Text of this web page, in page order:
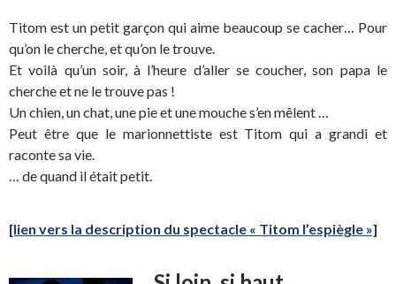
Titom est un petit garçon qui aime beaucoup se cacher… Pour
qu’on le cherche, et qu’on le trouve.
Et voilà qu’un soir, à l’heure d’aller se coucher, son papa le
cherche et ne le trouve pas !
Un chien, un chat, une pie et une mouche s’en mêlent …
Peut être que le marionnettiste est Titom qui a grandi et
raconte sa vie.
… de quand il était petit.
[lien vers la description du spectacle « Titom l’espiègle »]